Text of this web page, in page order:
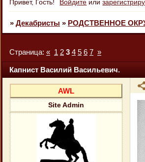
Привет, Гость! Войдите или
» Декабристы » РОДСТВЕННОЕ
Капнист Василий Васильевич.
Страница: « 1 2 3 4 5 6 7 »
AWL
Site Admin